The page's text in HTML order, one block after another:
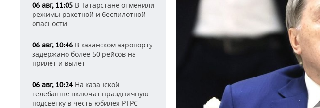
06 авг, 11:05 В Татарстане отменили
режимы ракетной и беспилотной
опасности
06 авг, 10:46 В казанском аэропорту
задержано более 50 рейсов на
прилет и вылет
06 авг, 10:24На казанской
телебашне включат праздничную
подсветку в честь юбилея РТРС